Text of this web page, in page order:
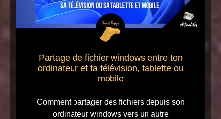
Partage de fichier windows entre ton
ordinateur et ta télévision, tablette ou
mobile
Comment partager des fichiers depuis son
ordinateur windows vers un autre